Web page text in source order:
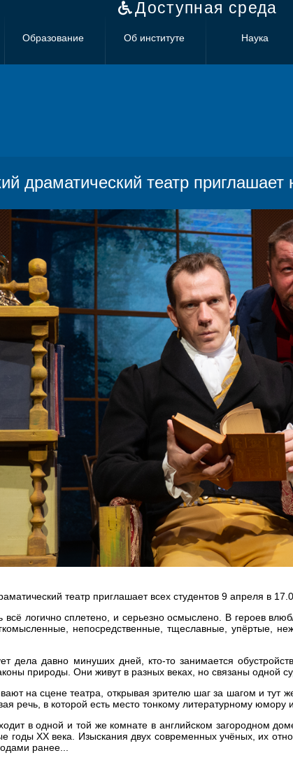
Доступная среда
Образование Об институте Наука
драматический театр приглашает
театр приглашает всех студентов 9 апреля в
логично сплетено, и серьезно осмыслено. В героев
непосредственные, тщеславные, упёртые,
дела давно минуших дней, кто-то занимается
природы. Они живут в разных веках, но связаны одной
на сцене театра, открывая зрителю шаг за шагом и тут
речь, в которой есть место тонкому литературному
в одной и той же комнате в английском загородном
годы XX века. Изыскания двух современных учёных, их
ранее...